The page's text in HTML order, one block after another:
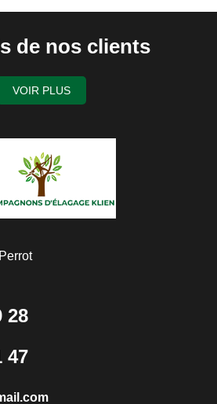
de nos clients
VOIR PLUS
28
47